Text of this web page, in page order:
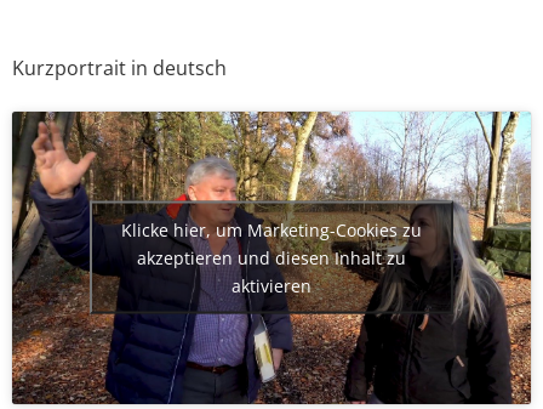
Kurzportrait in deutsch
Klicke hier, um Marketing-Cookies zu
akzeptieren und diesen Inhalt zu
aktivieren